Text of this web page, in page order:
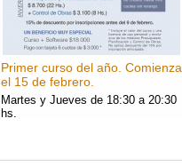
Primer curso del año. Comienza
el 15 de febrero.
Martes y Jueves de 18:30 a 20:30
hs.